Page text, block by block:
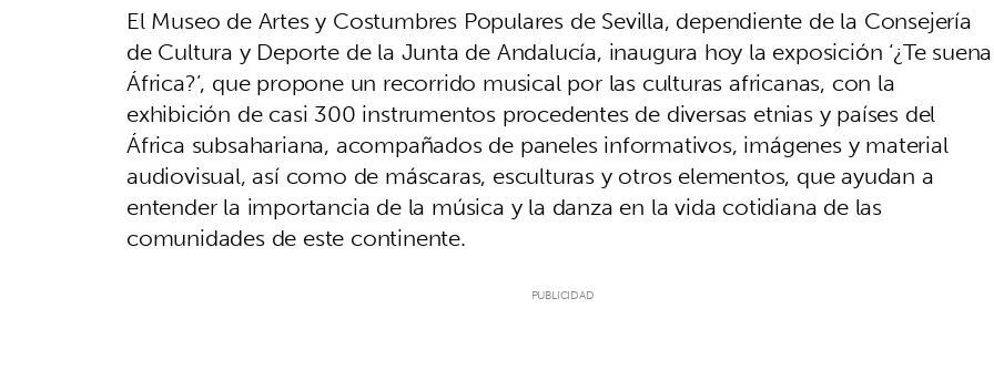
El Museo de Artes y Costumbres Populares de Sevilla, dependiente de la Consejería
de Cultura y Deporte de la Junta de Andalucía, inaugura hoy la exposición ‘¿Te suena
África?’, que propone un recorrido musical por las culturas africanas, con la
exhibición de casi 300 instrumentos procedentes de diversas etnias y países del
África subsahariana, acompañados de paneles informativos, imágenes y material
audiovisual, así como de máscaras, esculturas y otros elementos, que ayudan a
entender la importancia de la música y la danza en la vida cotidiana de las
comunidades de este continente.